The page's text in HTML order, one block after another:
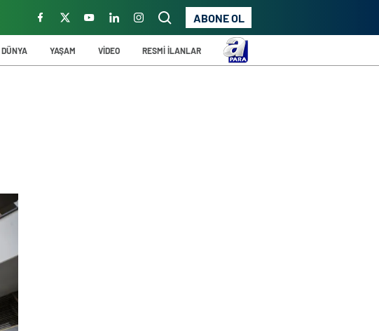
ABONE OL
DÜNYA YAŞAM VİDEO RESMİ İLANLAR